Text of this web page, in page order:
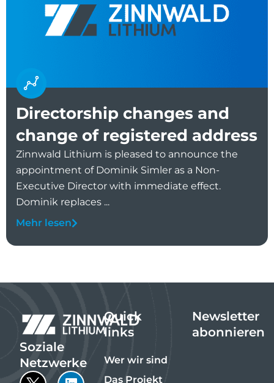
Directorship changes and
change of registered address
Zinnwald Lithium is pleased to announce the
appointment of Dominik Simler as a Non-
Executive Director with immediate effect.
Dominik replaces ...
Mehr lesen
Soziale
Netzwerke
Quick
links
Wer wir sind
Das Projekt
Newsletter
abonnieren